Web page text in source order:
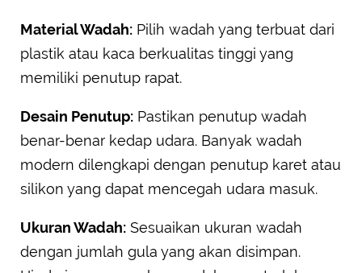
Material Wadah: Pilih wadah yang terbuat dari
plastik atau kaca berkualitas tinggi yang
memiliki penutup rapat.
Desain Penutup: Pastikan penutup wadah
benar-benar kedap udara. Banyak wadah
modern dilengkapi dengan penutup karet atau
silikon yang dapat mencegah udara masuk.
Ukuran Wadah: Sesuaikan ukuran wadah
dengan jumlah gula yang akan disimpan.